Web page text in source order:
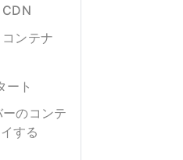
ンテナ
ート
のコンテ
する